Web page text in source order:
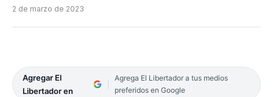
2 de marzo de 2023
Agregar El
Libertador en
Agrega El Libertador a tus medios
preferidos en Google